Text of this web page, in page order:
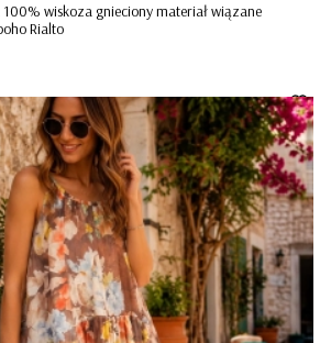
wiskoza gnieciony materiał wiązane
Rialto